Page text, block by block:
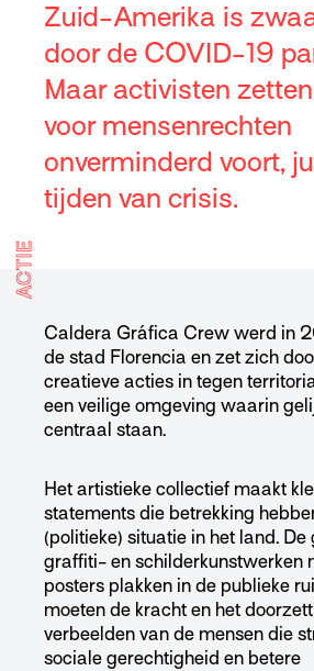
Zuid-Amerika is
door de COVID-19
Maar activisten
voor mensenrechten
onverminderd voort,
tijden van crisis.
ACTIE
Caldera Gráfica Crew werd in
de stad Florencia en zet zich
creatieve acties in tegen
een veilige omgeving waarin
centraal staan.
Het artistieke collectief maakt
statements die betrekking
(politieke) situatie in het land. De
graffiti- en schilderkunstwerken
posters plakken in de publieke
moeten de kracht en het
verbeelden van de mensen die
sociale gerechtigheid en betere